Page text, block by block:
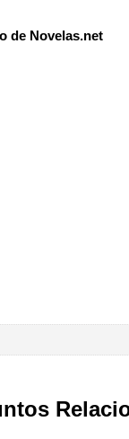
de Novelas.net